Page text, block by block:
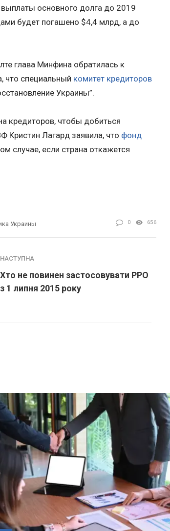
основного долга до 2019
будет погашено $4,4 млрд, а до
глава Минфина обратилась к
что специальный комитет кредиторов
Украины”.
кредиторов, чтобы добиться
Кристин Лагард заявила, что фонд
случае, если страна откажется
Украины 0 656
НАСТУПНА
Хто не повинен застосовувати РРО
з 1 липня 2015 року